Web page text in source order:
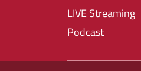
LIVE Streaming
Podcast